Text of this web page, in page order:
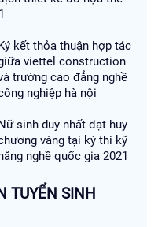
kết thỏa thuận hợp tác
viettel construction
trường cao đẳng nghề
nghiệp hà nội
sinh duy nhất đạt huy
vàng tại kỳ thi kỹ
nghề quốc gia 2021
TUYỂN SINH